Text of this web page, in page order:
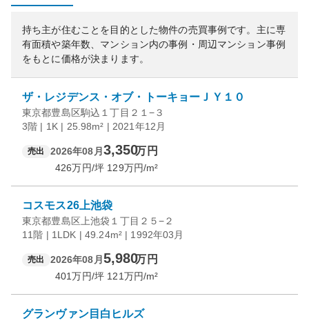
持ち主が住むことを目的とした物件の売買事例です。 主に専
有面積や築年数、マンション内の事例・周辺マンション事例
をもとに価格が決まります。
ザ・レジデンス・オブ・トーキョーＪＹ１０
東京都豊島区駒込１丁目２１−３
3階 | 1K | 25.98m² | 2021年12月
売出 2026年08月 3,350万円
426万円/坪 129万円/m²
コスモス26上池袋
東京都豊島区上池袋１丁目２５−２
11階 | 1LDK | 49.24m² | 1992年03月
売出 2026年08月 5,980万円
401万円/坪 121万円/m²
グランヴァン目白ヒルズ